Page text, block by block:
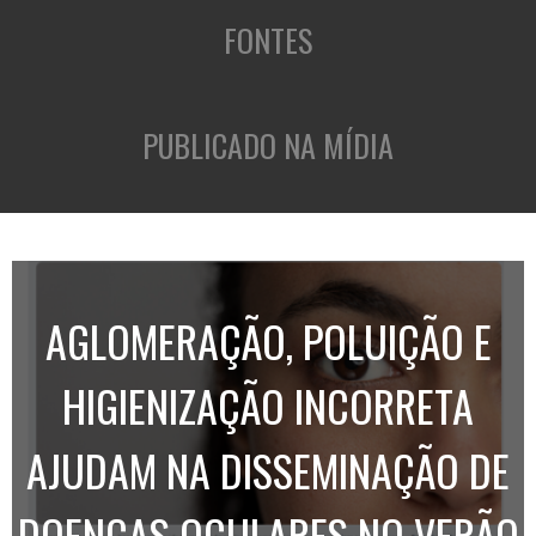
FONTES
PUBLICADO NA MÍDIA
AGLOMERAÇÃO, POLUIÇÃO E
HIGIENIZAÇÃO INCORRETA
AJUDAM NA DISSEMINAÇÃO DE